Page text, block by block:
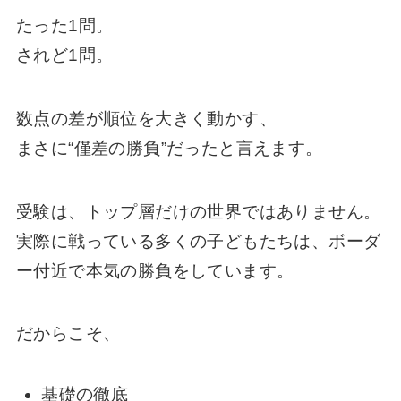
たった1問。
されど1問。
数点の差が順位を大きく動かす、
まさに“僅差の勝負”だったと言えます。
受験は、トップ層だけの世界ではありません。
実際に戦っている多くの子どもたちは、ボーダ
ー付近で本気の勝負をしています。
だからこそ、
基礎の徹底